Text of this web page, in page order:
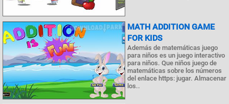
MATH ADDITION GAME
FOR KIDS
Además de matemáticas juego
para niños es un juego interactivo
para niños. Que niños juego de
matemáticas sobre los números
del enlace https: jugar. Almacenar
los..